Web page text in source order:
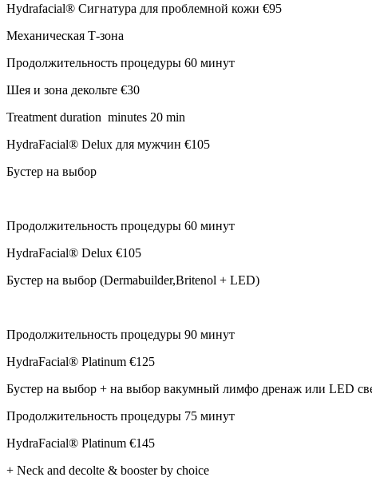
Hydrafacial® Сигнатура для проблемной кожи €95
Механическая Т-зона
Продолжительность процедуры 60 минут
Шея и зона декольте €30
Treatment duration minutes 20 min
HydraFacial® Delux для мужчин €105
Бустер на выбор
Продолжительность процедуры 60 минут
HydraFacial® Delux €105
Бустер на выбор (Dermabuilder,Britenol + LED)
Продолжительность процедуры 90 минут
HydraFacial® Platinum €125
Бустер на выбор + на выбор вакумный лимфо дренаж или LED
Продолжительность процедуры 75 минут
HydraFacial® Platinum €145
+ Neck and decolte & booster by choice